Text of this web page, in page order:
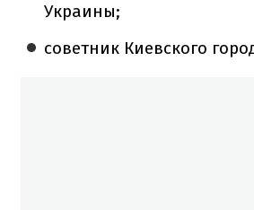
Украины;
советник Киевского